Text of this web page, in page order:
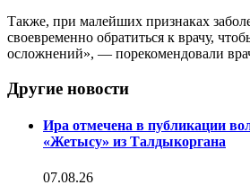
Также, при малейших признаках
своевременно обратиться к врачу,
осложнений», — порекомендовали
Другие новости
Ира отмечена в публикации
«Жетысу» из Талдыкоргана
07.08.26